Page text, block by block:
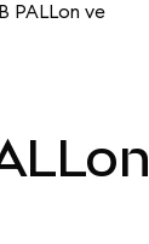
PALLon ve